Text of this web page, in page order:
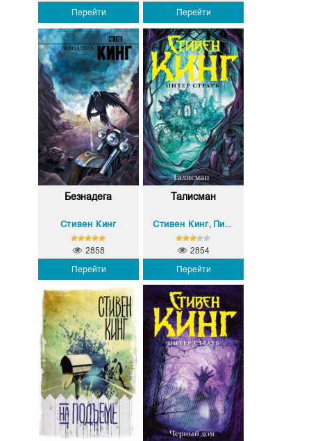
Перейти Перейти
Безнадега
Стивен Кинг
Перейти
2858
Талисман
Стивен Кинг, Питер Страуб
Перейти
2854